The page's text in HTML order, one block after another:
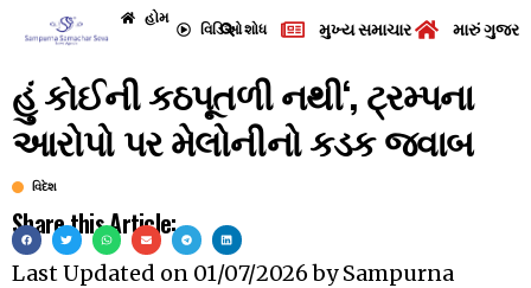
હોમ
વિડિઓશોધ મુખ્ય સમાચાર મારું
હું કોઈની કઠપૂતળી નથી‘, ટ્રમ્પના
આરોપો પર મેલોનીનો કડક જવાબ
વિદેશ
Share this Article:
Last Updated on 01/07/2026bySampurna